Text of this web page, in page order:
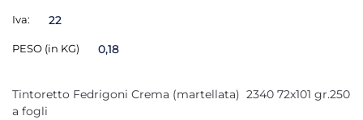
Iva: 22
PESO (in KG) 0,18
Tintoretto Fedrigoni Crema (martellata) 2340 72x101 gr.250
a fogli